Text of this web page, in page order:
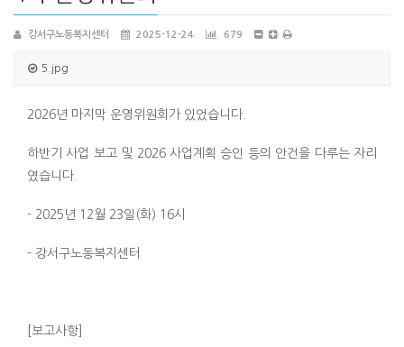
강서구노동복지센터 2025-12-24 679
5.jpg
2026년 마지막 운영위원회가 있었습니다.
하반기 사업 보고 및 2026 사업계획 승인 등의 안건을 다루는 자리
였습니다.
- 2025년 12월 23일(화) 16시
- 강서구노동복지센터
[보고사항]